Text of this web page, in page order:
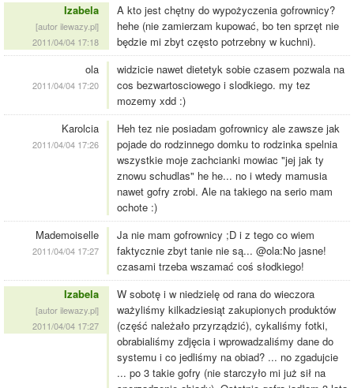
Izabela
[autor ilewazy.pl]
2011/04/04 17:18
A kto jest chętny do wypożyczenia gofrownicy?
hehe (nie zamierzam kupować, bo ten sprzęt nie
będzie mi zbyt często potrzebny w kuchni).
ola
2011/04/04 17:20
widzicie nawet dietetyk sobie czasem pozwala na
cos bezwartosciowego i slodkiego. my tez
mozemy xdd :)
Karolcia
2011/04/04 17:26
Heh tez nie posiadam gofrownicy ale zawsze jak
pojade do rodzinnego domku to rodzinka spelnia
wszystkie moje zachcianki mowiac "jej jak ty
znowu schudlas" he he... no i wtedy mamusia
nawet gofry zrobi. Ale na takiego na serio mam
ochote :)
Mademoiselle
2011/04/04 17:27
Ja nie mam gofrownicy ;D i z tego co wiem
faktycznie zbyt tanie nie są... @ola:No jasne!
czasami trzeba wszamać coś słodkiego!
Izabela
[autor ilewazy.pl]
2011/04/04 17:27
W sobotę i w niedzielę od rana do wieczora
ważyliśmy kilkadziesiąt zakupionych produktów
(część należało przyrządzić), cykaliśmy fotki,
obrabialiśmy zdjęcia i wprowadzaliśmy dane do
systemu i co jedliśmy na obiad? ... no zgadujcie
... po 3 takie gofry (nie starczyło mi już sił na